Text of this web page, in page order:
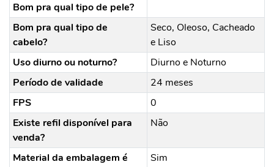
Bom pra qual tipo de pele?
Bom pra qual tipo de
cabelo?
Seco, Oleoso, Cacheado
e Liso
Uso diurno ou noturno?
Diurno e Noturno
Período de validade
24 meses
FPS
0
Existe refil disponível para
venda?
Não
Material da embalagem é
Sim